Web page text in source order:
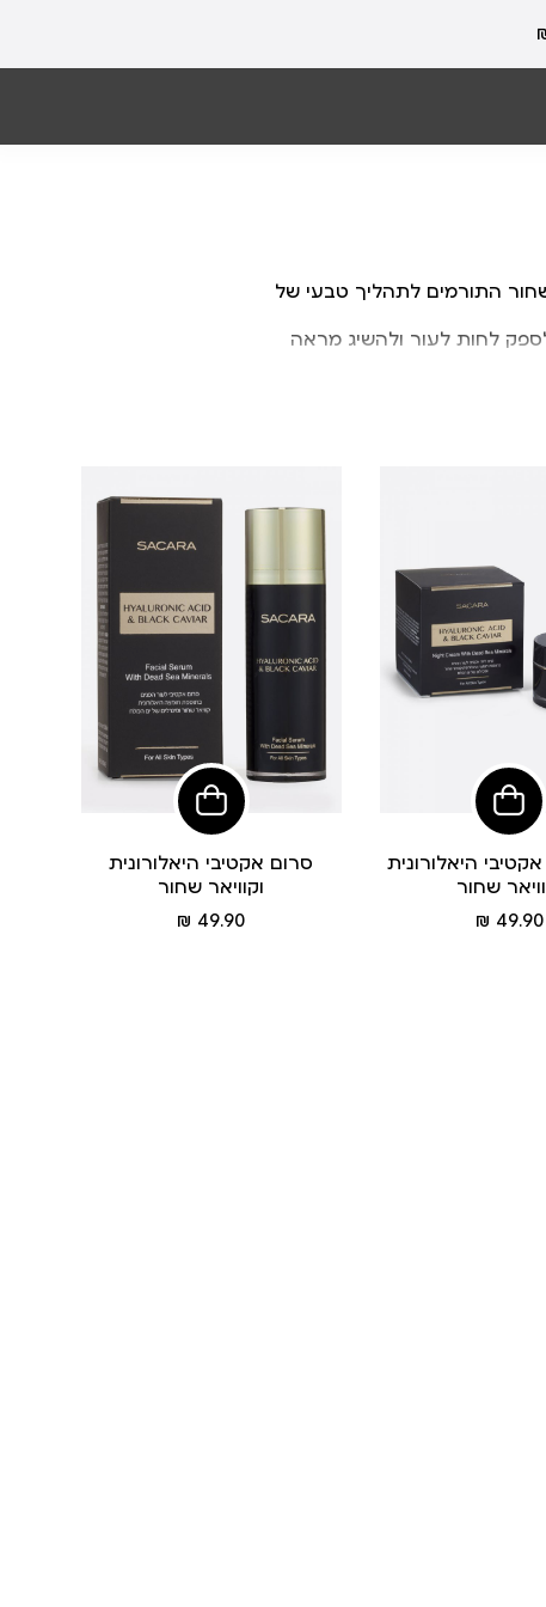
התורמים לתהליך טבעי של
לחות לעור ולהשיג מראה
הוסיפי
לסל
היאלורונית
שחור
מחיר49.90 ₪
הוסיפי
לסל
סרום אקטיבי היאלורונית
וקוויאר שחור
מחיר49.90 ₪